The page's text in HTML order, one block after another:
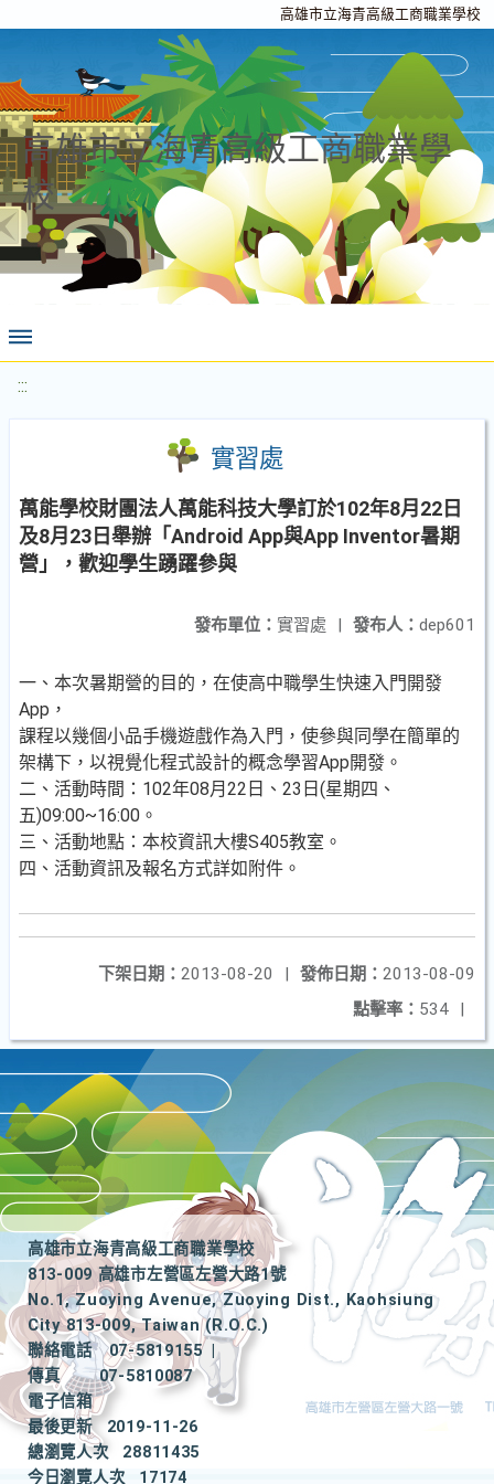
高雄市立海青高級工商職業學校
高雄市立海青高級工商職業學
校
:::
實習處
萬能學校財團法人萬能科技大學訂於102年8月22日
及8月23日舉辦「Android App與App Inventor暑期
營」，歡迎學生踴躍參與
發布人： dep601
發布單位： 實習處 |
一、本次暑期營的目的，在使高中職學生快速入門開發
App，
課程以幾個小品手機遊戲作為入門，使參與同學在簡單的
架構下，以視覺化程式設計的概念學習App開發。
二、活動時間：102年08月22日、23日(星期四、
五)09:00~16:00。
三、活動地點：本校資訊大樓S405教室。
四、活動資訊及報名方式詳如附件。
發佈日期： 2013-08-09
下架日期： 2013-08-20
|
點擊率： 534 |
高雄市立海青高級工商職業學校
813-009 高雄市左營區左營大路1號
No.1, Zuoying Avenue, Zuoying Dist., Kaohsiung
City 813-009, Taiwan (R.O.C.)
聯絡電話
07-5819155
|
傳真
07-5810087
電子信箱
最後更新
2019-11-26
總瀏覽人次
28811435
今日瀏覽人次
17174